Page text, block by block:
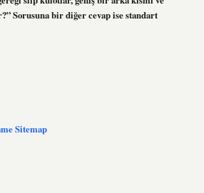
Sorusuna bir diğer cevap ise standart
Sitemap